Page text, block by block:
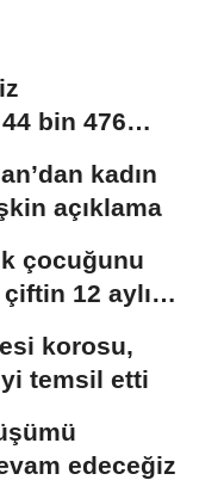
bin 476
kadın
açıklama
çocuğunu
12 aylık
korosu,
temsil etti
edeceğiz